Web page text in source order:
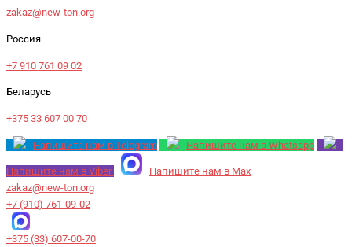
zakaz@new-ton.org
Россия
+7 910 761 09 02
Беларусь
+375 33 607 00 70
Напишите нам в Telegram Напишите нам в Whatsapp
Напишите нам в Viber
Напишите нам в Max
zakaz@new-ton.org
+7 (910) 761-09-02
+375 (33) 607-00-70